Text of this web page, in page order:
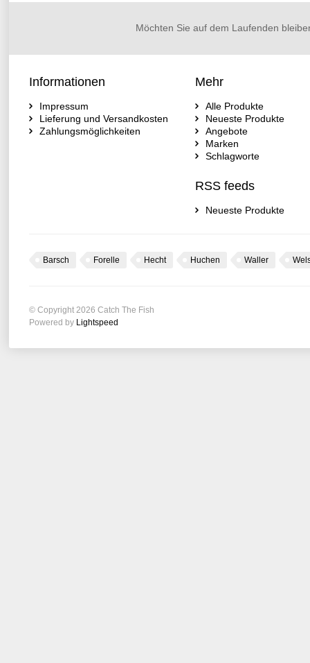
Möchten Sie auf dem Laufenden
Informationen
Impressum
Lieferung und Versandkosten
Zahlungsmöglichkeiten
Mehr
Alle Produkte
Neueste Produkte
Angebote
Marken
Schlagworte
RSS feeds
Neueste Produkte
Barsch Forelle Hecht Huchen Waller
© Copyright 2026 Catch The Fish
Powered by Lightspeed